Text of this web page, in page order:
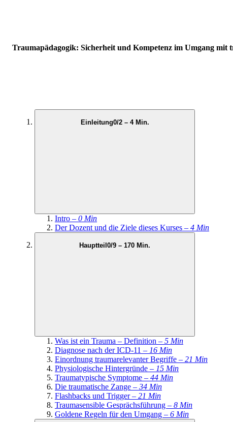
Traumapädagogik: Sicherheit und Kompetenz im Umgang mit
Einleitung0/2 – 4 Min.
Intro – 0 Min
Der Dozent und die Ziele dieses Kurses – 4 Min
Hauptteil 0/9 – 170 Min.
Was ist ein Trauma – Definition – 5 Min
Diagnose nach der ICD-11 – 16 Min
Einordnung traumarelevanter Begriffe – 21 Min
Physiologische Hintergründe – 15 Min
Traumatypische Symptome – 44 Min
Die traumatische Zange – 34 Min
Flashbacks und Trigger – 21 Min
Traumasensible Gesprächsführung – 8 Min
Goldene Regeln für den Umgang – 6 Min